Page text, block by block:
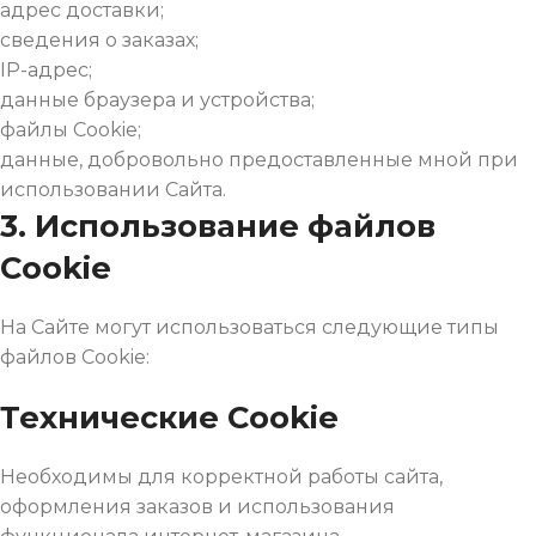
адрес доставки;
сведения о заказах;
IP-адрес;
данные браузера и устройства;
файлы Cookie;
данные, добровольно предоставленные мной при
использовании Сайта.
3. Использование файлов
Cookie
На Сайте могут использоваться следующие типы
файлов Cookie:
Технические Cookie
Необходимы для корректной работы сайта,
оформления заказов и использования